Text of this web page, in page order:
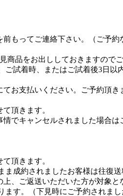
もってご連絡下さい。（ご予
商品をお出ししておきますので
試着時、またはご試着後3日
お支払いください。ご予約頂き
頂きます。
でキャンセルされました場合は
頂きます。
成約されましたお客様は往復
、ご返送いただいた方が対象と
す。（下見時にご予約されま